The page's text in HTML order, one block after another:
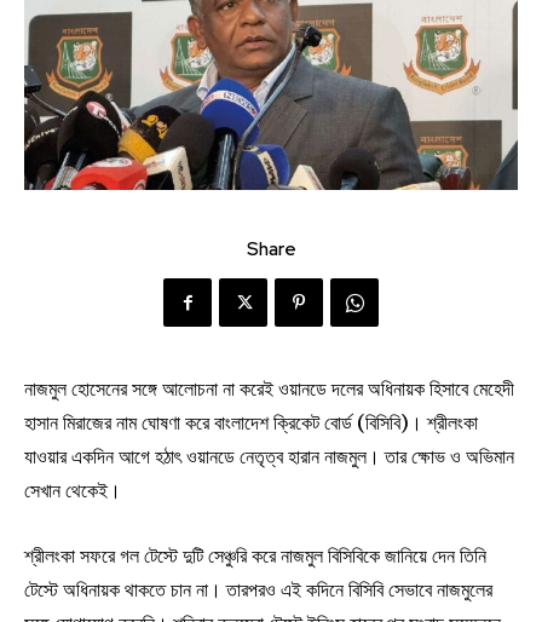
Share
নাজমুল হোসেনের সঙ্গে আলোচনা না করেই ওয়ানডে দলের অধিনায়ক হিসাবে মেহেদী
হাসান মিরাজের নাম ঘোষণা করে বাংলাদেশ ক্রিকেট বোর্ড (বিসিবি)। শ্রীলংকা
যাওয়ার একদিন আগে হঠাৎ ওয়ানডে নেতৃত্ব হারান নাজমুল। তার ক্ষোভ ও অভিমান
সেখান থেকেই।
শ্রীলংকা সফরে গল টেস্টে দুটি সেঞ্চুরি করে নাজমুল বিসিবিকে জানিয়ে দেন তিনি
টেস্টে অধিনায়ক থাকতে চান না। তারপরও এই কদিনে বিসিবি সেভাবে নাজমুলের